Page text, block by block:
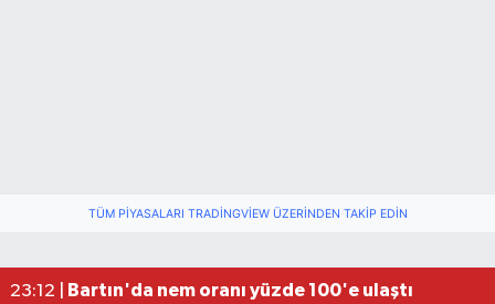
TÜM PIYASALARI TRADINGVIEW ÜZERINDEN TAKIP EDIN
23:12 |
Bartın'da nem oranı yüzde 100'e ulaştı